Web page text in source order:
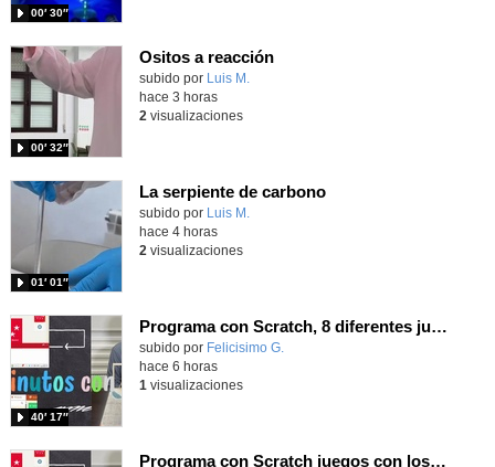
00′ 30″
Ositos a reacción
Contenido educativo.
subido por Luis M.
00′ 32″
hace 3 horas
2 visualizaciones
La serpiente de carbono
Contenido educativo.
subido por Luis M.
01′ 01″
hace 4 horas
2 visualizaciones
Programa con Scratch, 8 diferentes juegos para vivir la emoción de los partidos de España en el mundial 2026
Contenido educativo.
subido por Felicisimo G.
40′ 17″
hace 6 horas
1 visualizaciones
Programa con Scratch juegos con los partidos del mundial 2026 ganados por España